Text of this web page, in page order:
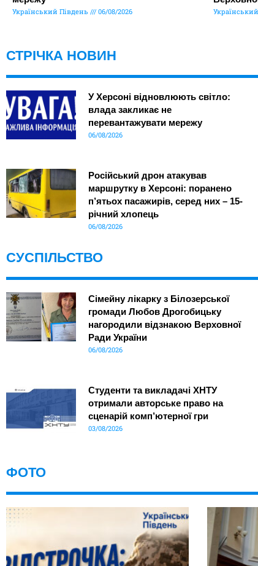
Український Південь 06/08/2026
СТРІЧКА НОВИН
У Херсоні відновлюють світло:
влада закликає не
перевантажувати мережу
06/08/2026
Російський дрон атакував
маршрутку в Херсоні: поранено
п’ятьох пасажирів, серед них – 15-
річний хлопець
06/08/2026
СУСПІЛЬСТВО
Сімейну лікарку з Білозерської
громади Любов Дрогобицьку
нагородили відзнакою Верховної
Ради України
06/08/2026
Студенти та викладачі ХНТУ
отримали авторське право на
сценарій комп’ютерної гри
03/08/2026
ФОТО